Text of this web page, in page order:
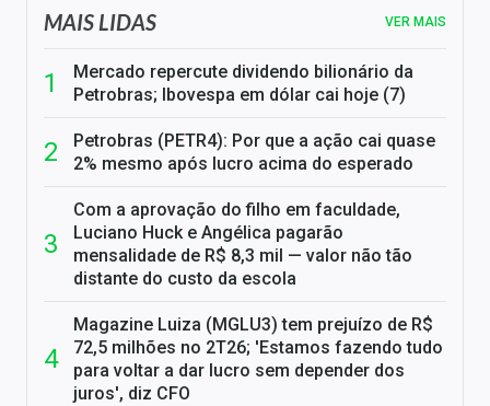
MAIS LIDAS VER MAIS
Mercado repercute dividendo bilionário da
Petrobras; Ibovespa em dólar cai hoje (7)
Petrobras (PETR4): Por que a ação cai quase
2% mesmo após lucro acima do esperado
Com a aprovação do filho em faculdade,
Luciano Huck e Angélica pagarão
mensalidade de R$ 8,3 mil — valor não tão
distante do custo da escola
Magazine Luiza (MGLU3) tem prejuízo de R$
72,5 milhões no 2T26; 'Estamos fazendo tudo
para voltar a dar lucro sem depender dos
juros', diz CFO